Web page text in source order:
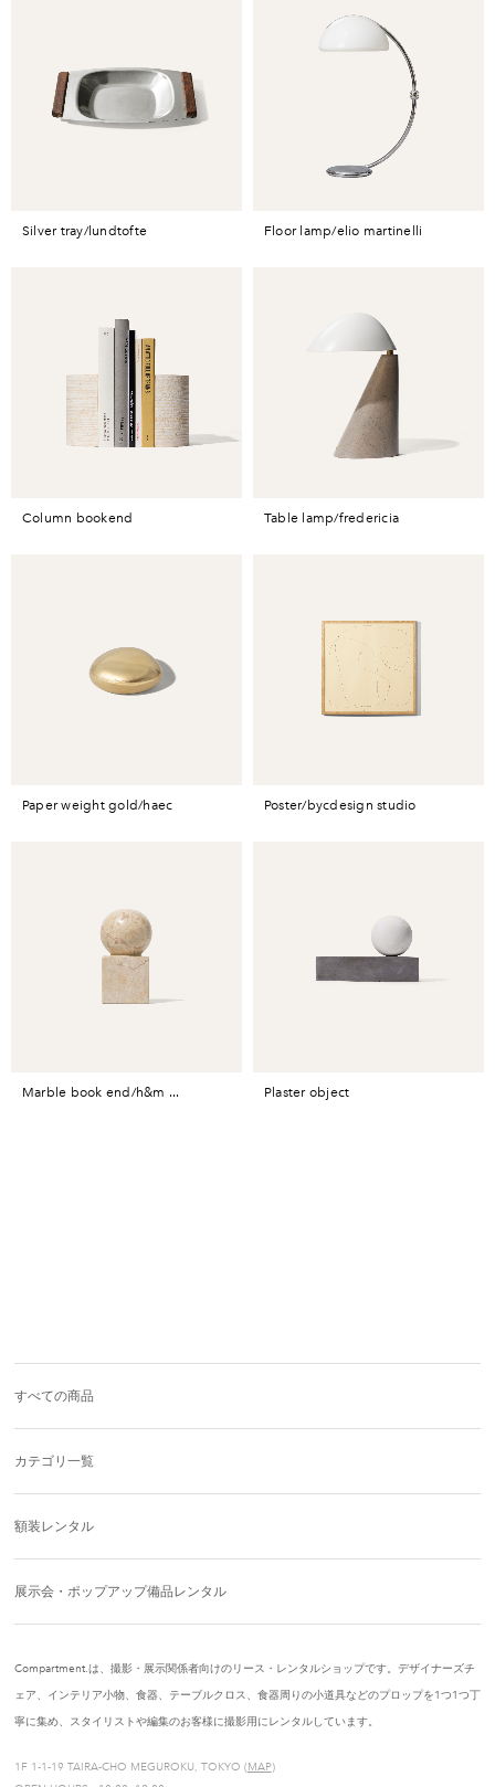
silver tray/lundtofte floor lamp/elio martinelli
column bookend table lamp/fredericia
paper weight gold/haec poster/bycdesign studio
marble book end/h&m ... plaster object
すべての商品
カテゴリ一覧
額装レンタル
展示会・ポップアップ備品レンタル
Compartment.は、撮影・展示関係者向けのリース・レンタルショップです。デザイナーズチ
ェア、インテリア小物、食器、テーブルクロス、食器周りの小道具などのプロップを1つ1つ丁
寧に集め、スタイリストや編集のお客様に撮影用にレンタルしています。
1F 1-1-19 TAIRA-CHO MEGUROKU, TOKYO (MAP)